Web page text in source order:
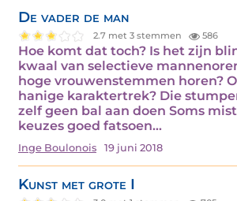
De vader de man
2.7 met 3 stemmen 586
Hoe komt dat toch? Is het zijn
kwaal van selectieve
hoge vrouwenstemmen horen?
hanige karaktertrek? Die
zelf geen bal aan doen Soms
keuzes goed fatsoen…
Inge Boulonois 19 juni 2018
Kunst met grote I